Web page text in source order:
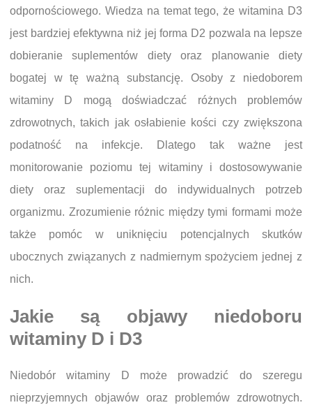
odpornościowego. Wiedza na temat tego, że witamina D3
jest bardziej efektywna niż jej forma D2 pozwala na lepsze
dobieranie suplementów diety oraz planowanie diety
bogatej w tę ważną substancję. Osoby z niedoborem
witaminy D mogą doświadczać różnych problemów
zdrowotnych, takich jak osłabienie kości czy zwiększona
podatność na infekcje. Dlatego tak ważne jest
monitorowanie poziomu tej witaminy i dostosowywanie
diety oraz suplementacji do indywidualnych potrzeb
organizmu. Zrozumienie różnic między tymi formami może
także pomóc w uniknięciu potencjalnych skutków
ubocznych związanych z nadmiernym spożyciem jednej z
nich.
Jakie są objawy niedoboru
witaminy D i D3
Niedobór witaminy D może prowadzić do szeregu
nieprzyjemnych objawów oraz problemów zdrowotnych.